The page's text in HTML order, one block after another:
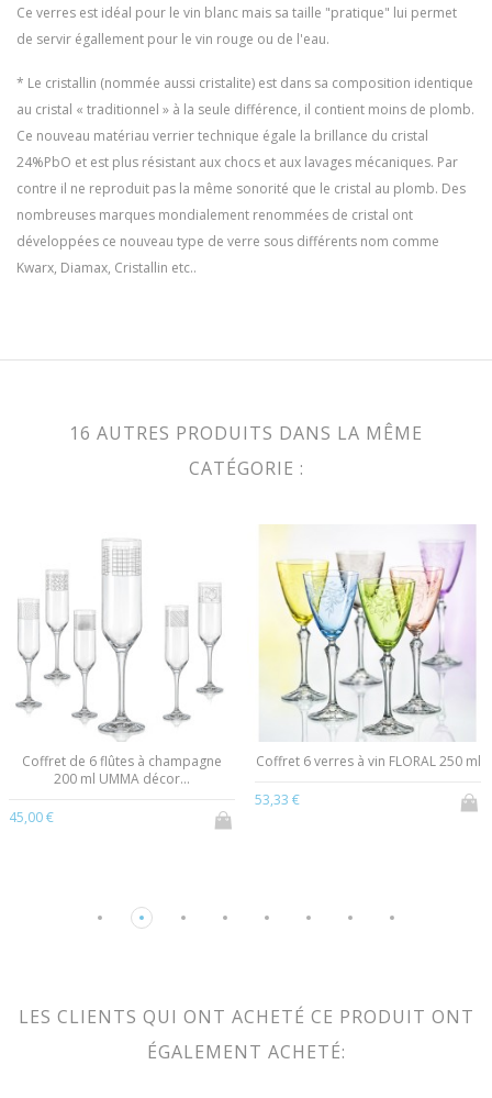
Ce verres est idéal pour le vin blanc mais sa taille "pratique" lui permet
de servir égallement pour le vin rouge ou de l'eau.
* Le cristallin (nommée aussi cristalite) est dans sa composition identique
au cristal « traditionnel » à la seule différence, il contient moins de plomb.
Ce nouveau matériau verrier technique égale la brillance du cristal
24%PbO et est plus résistant aux chocs et aux lavages mécaniques. Par
contre il ne reproduit pas la même sonorité que le cristal au plomb. Des
nombreuses marques mondialement renommées de cristal ont
développées ce nouveau type de verre sous différents nom comme
Kwarx, Diamax, Cristallin etc..
16 AUTRES PRODUITS DANS LA MÊME
CATÉGORIE :
Coffret de 6 flûtes à champagne
200 ml UMMA décor...
45,00 €
Coffret 6 verres à vin FLORAL 250 ml
53,33 €
LES CLIENTS QUI ONT ACHETÉ CE PRODUIT ONT
ÉGALEMENT ACHETÉ: